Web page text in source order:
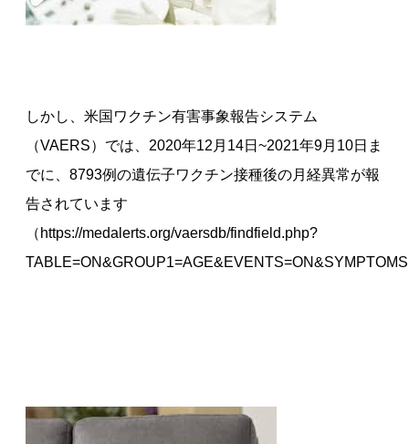
しかし、米国ワクチン有害事象報告システム
（VAERS）では、2020年12月14日~2021年9月10日ま
でに、8793例の遺伝子ワクチン接種後の月経異常が報
告されています
（https://medalerts.org/vaersdb/findfield.php?